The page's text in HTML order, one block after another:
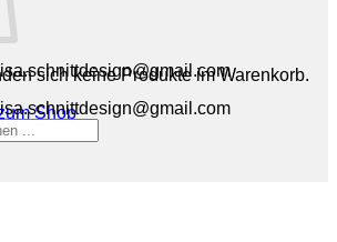
sich keine Produkte im Warenkorb.
Shop